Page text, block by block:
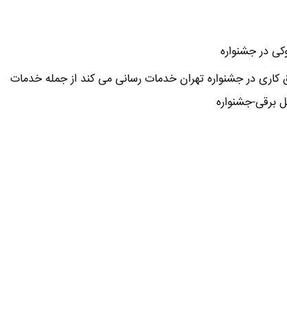
در جشنواره
در جشنواره تهران خدمات رسانی می کند از جمله خدمات
برقی-جشنواره